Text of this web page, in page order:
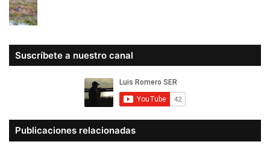
Suscríbete a nuestro canal
Publicaciones relacionadas